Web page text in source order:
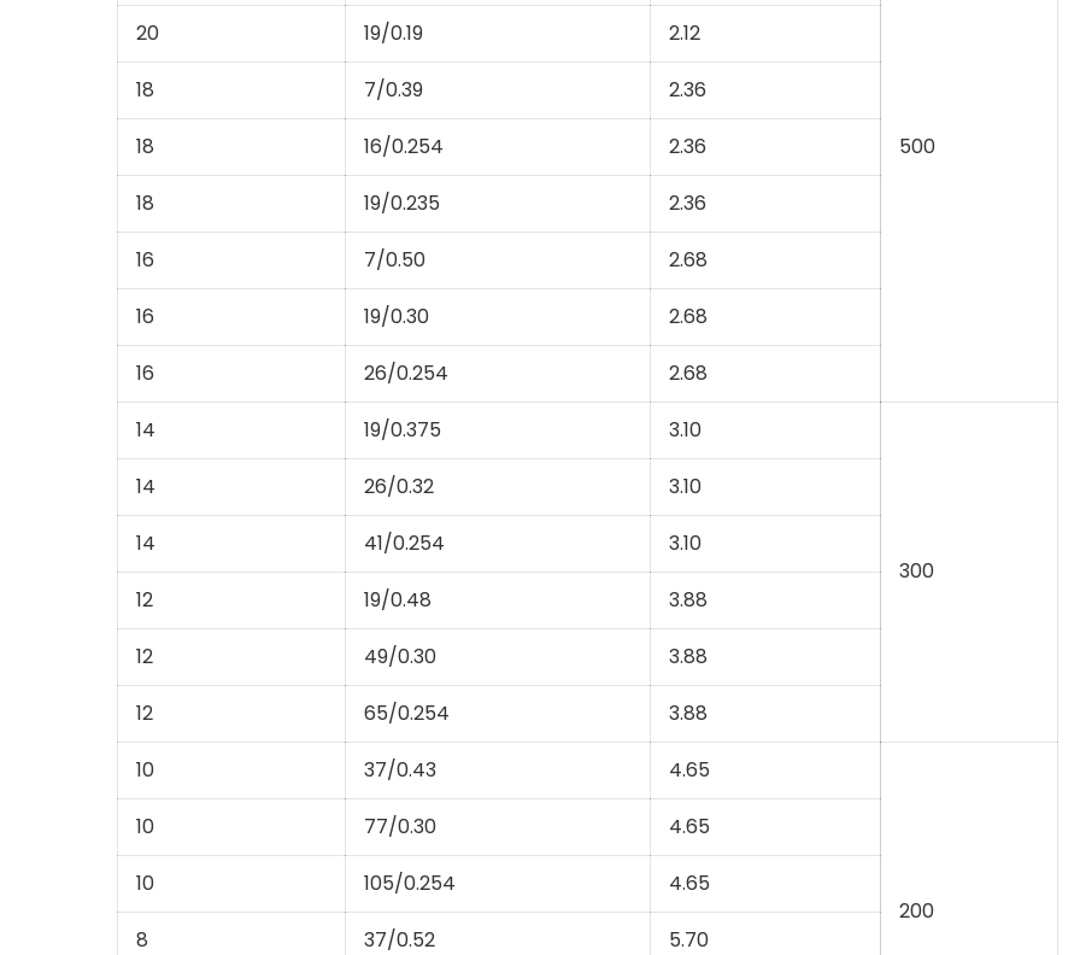
500
20 19/0.19 2.12
18 7/0.39 2.36
18 16/0.254 2.36
18 19/0.235 2.36
16 7/0.50 2.68
16 19/0.30 2.68
16 26/0.254 2.68
14 19/0.375 3.10
300
14 26/0.32 3.10
14 41/0.254 3.10
12 19/0.48 3.88
12 49/0.30 3.88
12 65/0.254 3.88
10 37/0.43 4.65
200
10 77/0.30 4.65
10 105/0.254 4.65
8 37/0.52 5.70